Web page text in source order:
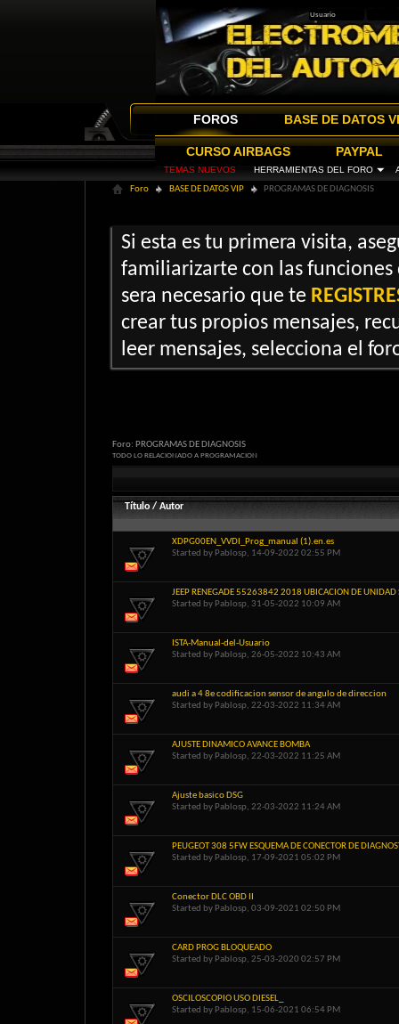
FOROS
TEMAS NUEVOS HERRAMIENTAS DEL FORO
BASE DE DATOS
CURSO AIRBAGS PAYPAL
Foro BASE DE DATOS VIP PROGRAMAS DE DIAGNOSIS
Si esta es tu primera visita,
familiarizarte con las funciones
sera necesario que te
crear tus propios mensajes,
leer mensajes, selecciona el
Foro: PROGRAMAS DE DIAGNOSIS
TODO LO RELACIONADO A PROGRAMACION
Título / Autor
XDPG00EN_VVDI_Prog_manual (1).en.es
Started by Pablosp, 14-09-2022 02:55 PM
JEEP RENEGADE 55263842 2018 UBICACION DE UNIDAD
Started by Pablosp, 31-05-2022 10:09 AM
ISTA-Manual-del-Usuario
Started by Pablosp, 26-05-2022 10:43 AM
audi a 4 8e codificacion sensor de angulo de direccion
Started by Pablosp, 22-03-2022 11:34 AM
AJUSTE DINAMICO AVANCE BOMBA
Started by Pablosp, 22-03-2022 11:25 AM
Ajuste basico DSG
Started by Pablosp, 22-03-2022 11:24 AM
PEUGEOT 308 5FW ESQUEMA DE CONECTOR DE
Started by Pablosp, 17-09-2021 05:02 PM
Conector DLC OBD II
Started by Pablosp, 03-09-2021 02:50 PM
CARD PROG BLOQUEADO
Started by Pablosp, 25-03-2020 02:57 PM
OSCILOSCOPIO USO DIESEL_
Started by Pablosp, 15-06-2021 06:54 PM